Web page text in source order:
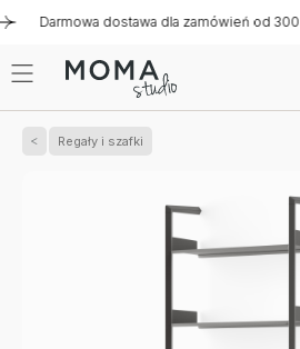
dostawa dla zamówień od 300 zł
Regały i szafki